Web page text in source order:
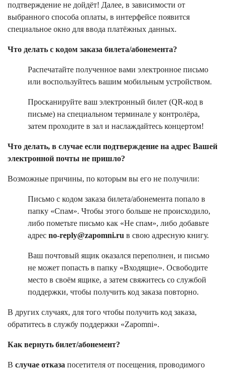
подтверждение не дойдёт! Далее, в зависимости от
выбранного способа оплаты, в интерфейсе появится
специальное окно для ввода платёжных данных.
Что делать с кодом заказа билета/абонемента?
Распечатайте полученное вами электронное письмо
или воспользуйтесь вашим мобильным устройством.
Просканируйте ваш электронный билет (QR-код в
письме) на специальном терминале у контролёра,
затем проходите в зал и наслаждайтесь концертом!
Что делать, в случае если подтверждение на адрес Вашей
электронной почты не пришло?
Возможные причины, по которым вы его не получили:
Письмо с кодом заказа билета/абонемента попало в
папку «Спам». Чтобы этого больше не происходило,
либо пометьте письмо как «Не спам», либо добавьте
адрес no-reply@zapomni.ru в свою адресную книгу.
Ваш почтовый ящик оказался переполнен, и письмо
не может попасть в папку «Входящие». Освободите
место в своём ящике, а затем свяжитесь со службой
поддержки, чтобы получить код заказа повторно.
В других случаях, для того чтобы получить код заказа,
обратитесь в службу поддержки «Zapomni».
Как вернуть билет/абонемент?
В случае отказа посетителя от посещения, проводимого